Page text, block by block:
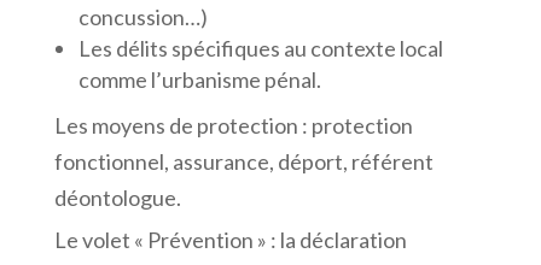
concussion…)
Les délits spécifiques au contexte local
comme l’urbanisme pénal.
Les moyens de protection : protection
fonctionnel, assurance, déport, référent
déontologue.
Le volet « Prévention » : la déclaration